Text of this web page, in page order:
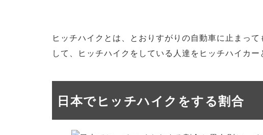
ヒッチハイクとは、とおりすがりの自動車に止まっ
して、ヒッチハイクをしている人達をヒッチハイカー
日本でヒッチハイクをする割合